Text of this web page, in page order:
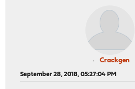
Crackgen
September 28, 2018, 05:27:04 PM